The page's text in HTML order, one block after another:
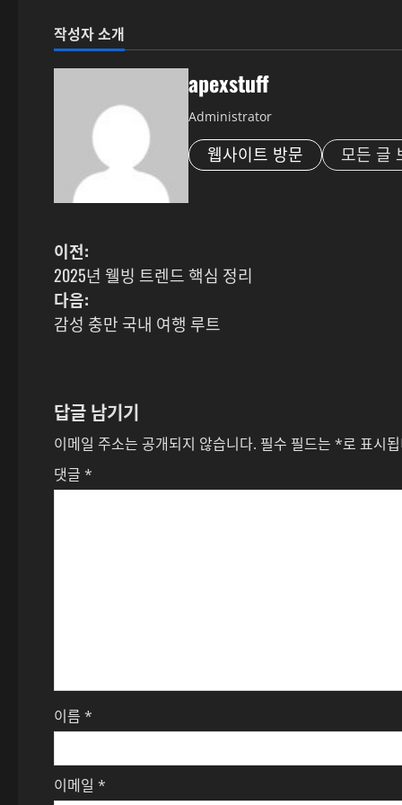
작성자 소개
apexstuff
Administrator
웹사이트 방문 모든 글
게
시
물
비
게
이
이전:
2025년 웰빙 트렌드 핵심 정리
다음:
감성 충만 국내 여행 루트
답글 남기기
이메일 주소는 공개되지 않습니다. 필수 필드는 *로 표시
댓글 *
이름 *
이메일 *